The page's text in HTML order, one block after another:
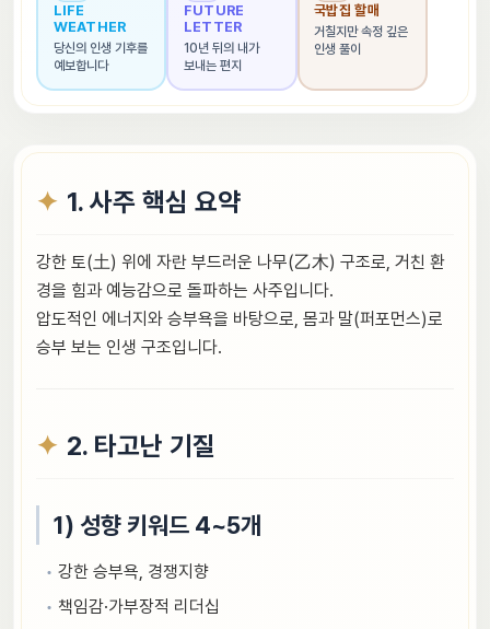
LIFE
WEATHER
당신의 인생 기후를
예보합니다
FUTURE
LETTER
10년 뒤의 내가
보내는 편지
국밥집 할매
거칠지만 속정 깊은
인생 풀이
1. 사주 핵심 요약
강한 토(土) 위에 자란 부드러운 나무(乙木) 구조로, 거친 환
경을 힘과 예능감으로 돌파하는 사주입니다.
압도적인 에너지와 승부욕을 바탕으로, 몸과 말(퍼포먼스)로
승부 보는 인생 구조입니다.
2. 타고난 기질
1) 성향 키워드 4~5개
강한 승부욕, 경쟁지향
책임감·가부장적 리더십